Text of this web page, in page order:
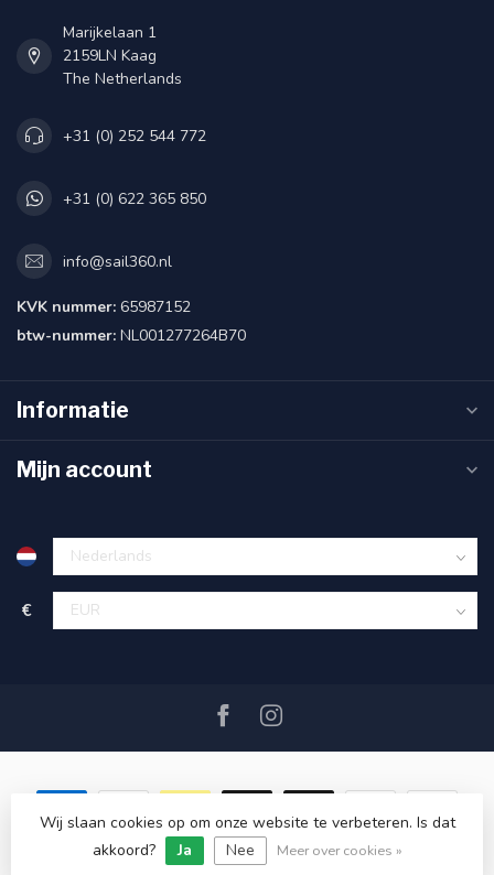
Marijkelaan 1
2159LN Kaag
The Netherlands
+31 (0) 252 544 772
+31 (0) 622 365 850
info@sail360.nl
KVK nummer: 65987152
btw-nummer: NL001277264B70
Informatie
Mijn account
€
© Copyright 2026 SAIL360 watersport and boat equipment
Wij slaan cookies op om onze website te verbeteren. Is dat
akkoord?
Ja Nee Meer over cookies »